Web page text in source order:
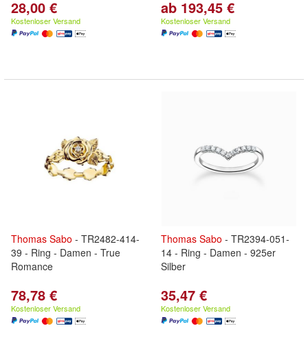
28,00 €
Kostenloser Versand
ab 193,45 €
Kostenloser Versand
Thomas Sabo - TR2482-414-
39 - Ring - Damen - True
Romance
78,78 €
Kostenloser Versand
Thomas Sabo - TR2394-051-
14 - Ring - Damen - 925er
Silber
35,47 €
Kostenloser Versand